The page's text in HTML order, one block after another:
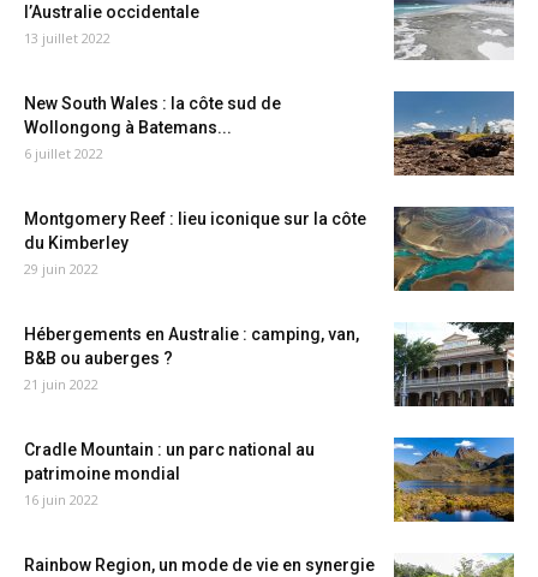
l’Australie occidentale
13 juillet 2022
New South Wales : la côte sud de
Wollongong à Batemans...
6 juillet 2022
Montgomery Reef : lieu iconique sur la côte
du Kimberley
29 juin 2022
Hébergements en Australie : camping, van,
B&B ou auberges ?
21 juin 2022
Cradle Mountain : un parc national au
patrimoine mondial
16 juin 2022
Rainbow Region, un mode de vie en synergie